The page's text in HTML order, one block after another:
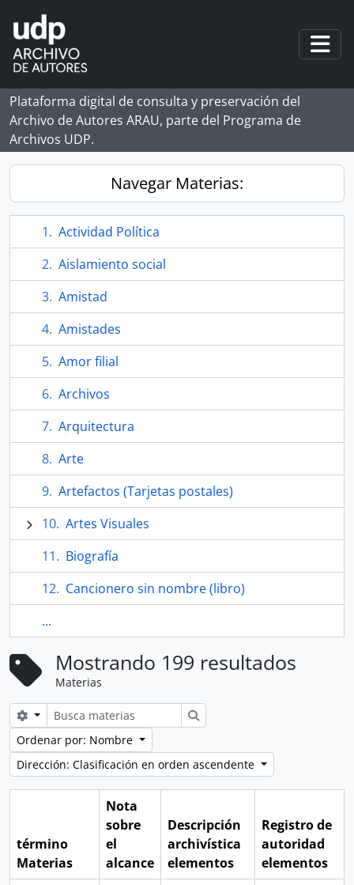
Skip to main content
Plataforma digital de consulta y preservación del
Archivo de Autores ARAU, parte del Programa de
Archivos UDP.
Navegar Materias:
Actividad Política
Aislamiento social
Amistad
Amistades
Amor filial
Archivos
Arquitectura
Arte
Artefactos (Tarjetas postales)
Artes Visuales
Biografía
Cancionero sin nombre (libro)
...
Mostrando 199 resultados
Materias
Search options
Búsqueda
Ordenar por: Nombre
Dirección: Clasificación en orden ascendente
término
Materias
Nota
sobre
el
alcance
Descripción
archivística
elementos
Registro de
autoridad
elementos